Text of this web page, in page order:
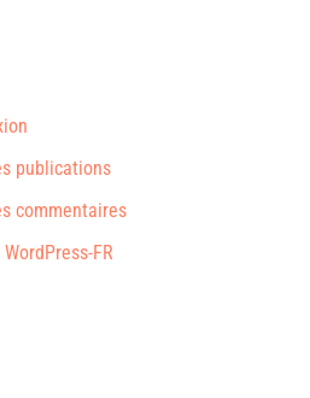
publications
commentaires
FR